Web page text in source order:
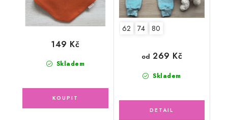
Skladem
149 Kč
62 74 80
Skladem
od 269 Kč